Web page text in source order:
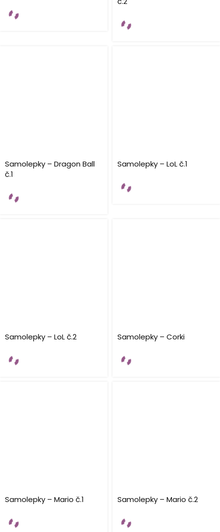
Samolepky – Dragon Ball
č.1
Samolepky – LoL č.1
Samolepky – LoL č.2 Samolepky – Corki
Samolepky – Mario č.1 Samolepky – Mario č.2